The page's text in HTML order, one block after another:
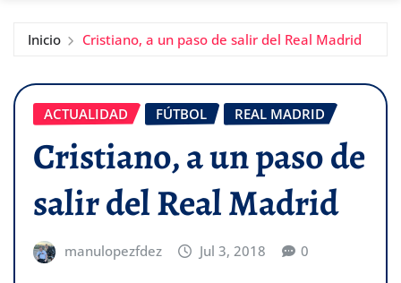
Inicio Cristiano, a un paso de salir del Real Madrid
ACTUALIDAD FÚTBOL REAL MADRID
Cristiano, a un paso de
salir del Real Madrid
manulopezfdez Jul 3, 2018 0